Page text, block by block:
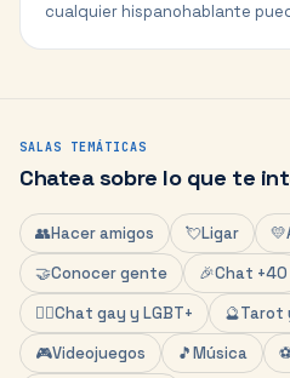
cualquier hispanohablante
SALAS TEMÁTICAS
Chatea sobre lo que te
👥Hacer amigos 💘Ligar 💛
🤝Conocer gente 🎉Chat +40
🏳️‍🌈Chat gay y LGBT+ 🔮Tarot
🎮Videojuegos 🎵Música